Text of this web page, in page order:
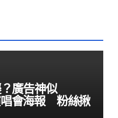
廣告神似
會海報 粉絲揪